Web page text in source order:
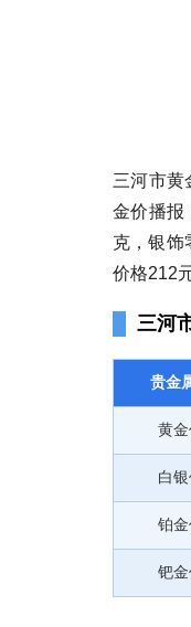
三河市黄
金价播报
克，银饰
价格212
三河
贵金
黄
白
铂
钯